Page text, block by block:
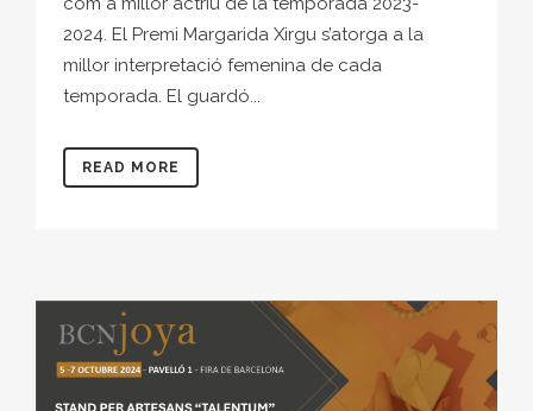
2024. El Premi Margarida Xirgu s’atorga a la
millor interpretació femenina de cada
temporada. El guardó...
READ MORE